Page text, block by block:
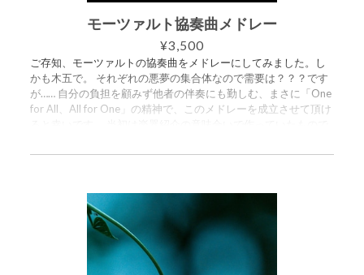
モーツァルト協奏曲メドレー
¥3,500
ご存知、モーツァルトの協奏曲をメドレーにしてみました。し
かも木五で。 それぞれの悪夢の集合体なので需要は？？？です
が…… 自分の負担を顧みず他者の伴奏にも勤しむ、まさに「One
for All、All for One」の精神で、このメドレーを成立させて頂け
medley of Mozart’s concertos—arranged for woodwind quintet,
All for One,” where one throws oneself into accompanying other
s without regard for one’s own burden, I would be truly grateful i
f you could help bring this medley to life. Originally, I created it a
s a way to introduce the instruments, so it can also be used for t
hat purpose. スコア譜とパート譜（フルート、オーボエ、クラ